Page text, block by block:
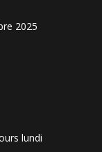
2025
lundi